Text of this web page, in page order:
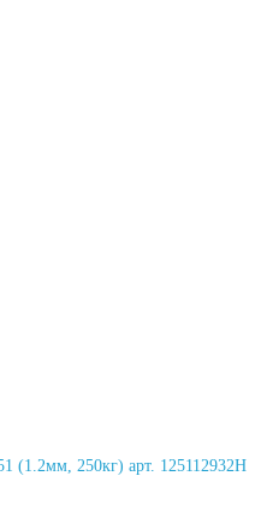
(1.2мм, 250кг) арт. 125112932H